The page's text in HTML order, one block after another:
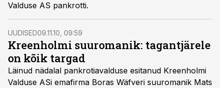
Valduse AS pankrotti.
UUDISED09.11.10, 09:59
Kreenholmi suuromanik: tagantjärele
on kõik targad
Läinud nädalal pankrotiavalduse esitanud Kreenholmi
Valduse ASi emafirma Boras Wäfveri suuromanik Mats